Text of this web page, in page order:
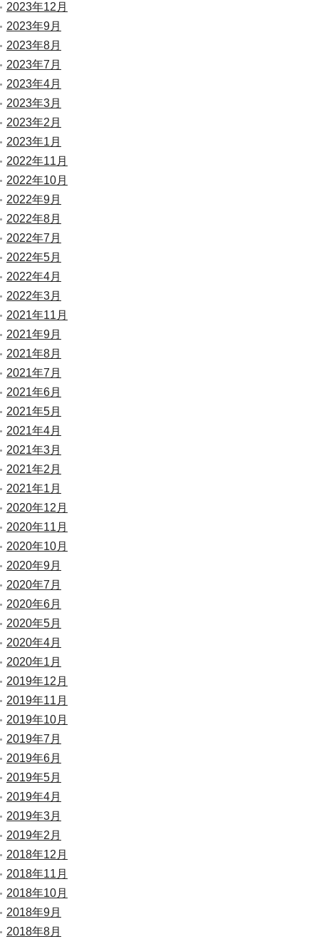
2023年12月
2023年9月
2023年8月
2023年7月
2023年4月
2023年3月
2023年2月
2023年1月
2022年11月
2022年10月
2022年9月
2022年8月
2022年7月
2022年5月
2022年4月
2022年3月
2021年11月
2021年9月
2021年8月
2021年7月
2021年6月
2021年5月
2021年4月
2021年3月
2021年2月
2021年1月
2020年12月
2020年11月
2020年10月
2020年9月
2020年7月
2020年6月
2020年5月
2020年4月
2020年1月
2019年12月
2019年11月
2019年10月
2019年7月
2019年6月
2019年5月
2019年4月
2019年3月
2019年2月
2018年12月
2018年11月
2018年10月
2018年9月
2018年8月